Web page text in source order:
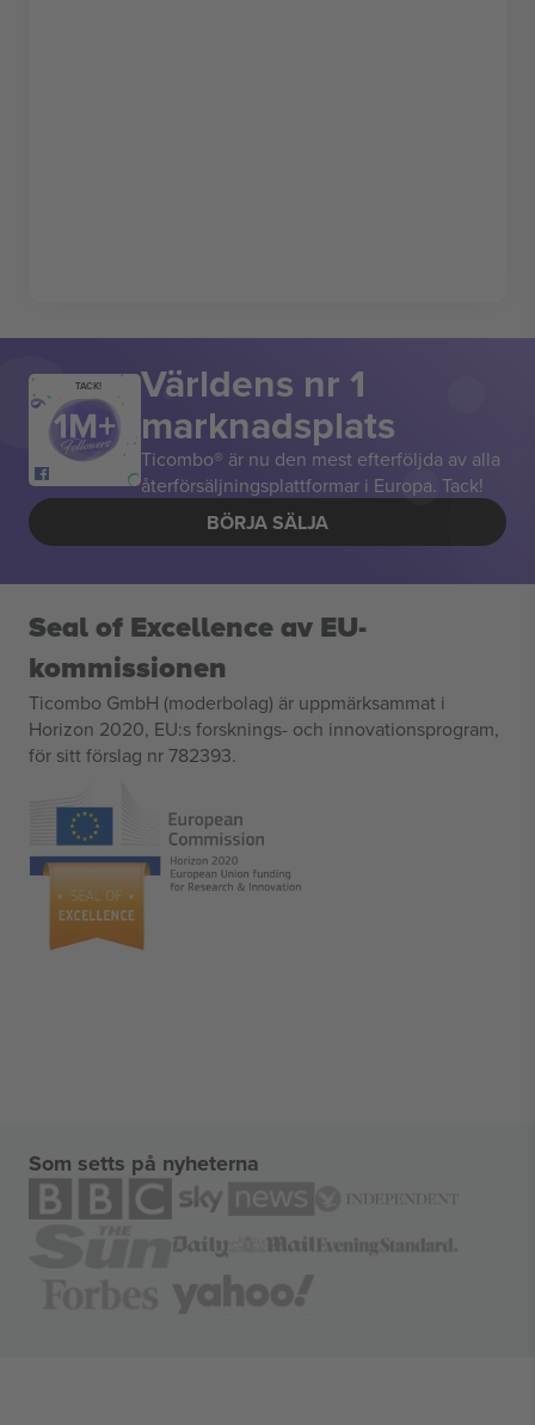
TACK! Världens nr 1
marknadsplats
Ticombo® är nu den mest efterföljda av alla
återförsäljningsplattformar i Europa. Tack!
BÖRJA SÄLJA
Seal of Excellence av EU-
kommissionen
Ticombo GmbH (moderbolag) är uppmärksammat i
Horizon 2020, EU:s forsknings- och innovationsprogram,
för sitt förslag nr 782393.
Som setts på nyheterna